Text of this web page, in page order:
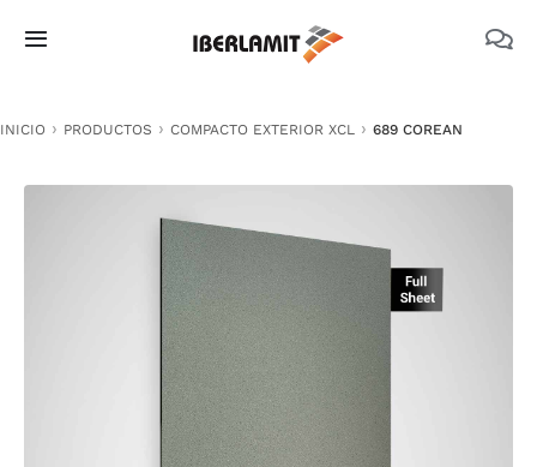
Toggle
NOSOTROS
DOCUMENTACIÓN TÉCNICA
MEDIO AMBIENTE
INICIO PRODUCTOS COMPACTO EXTERIOR XCL 689 COREAN